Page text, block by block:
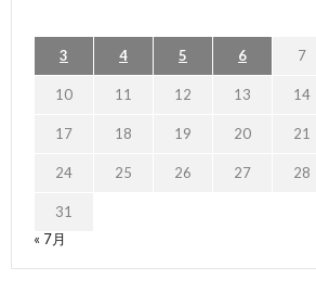
3 4 5 6 7
10 11 12 13 14
17 18 19 20 21
24 25 26 27 28
31
« 7月